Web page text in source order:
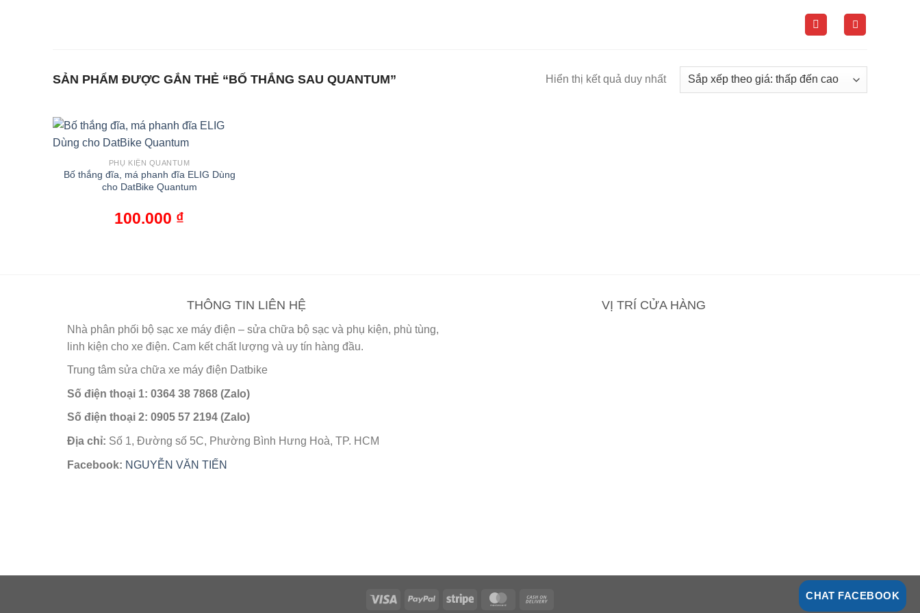
SẢN PHẨM ĐƯỢC GẮN THẺ “BỐ THẮNG SAU QUANTUM” Hiển thị kết quả duy nhất
PHỤ KIỆN QUANTUM
Bố thắng đĩa, má phanh đĩa ELIG Dùng
cho DatBike Quantum
100.000 ₫
THÔNG TIN LIÊN HỆ
Nhà phân phối bộ sạc xe máy điện – sửa chữa bộ sạc và phụ kiện, phù tùng,
linh kiện cho xe điện. Cam kết chất lượng và uy tín hàng đầu.
Trung tâm sửa chữa xe máy điện Datbike
Số điện thoại 1: 0364 38 7868 (Zalo)
Số điện thoại 2: 0905 57 2194 (Zalo)
Địa chỉ: Số 1, Đường số 5C, Phường Bình Hưng Hoà, TP. HCM
Facebook: NGUYỄN VĂN TIẾN
VỊ TRÍ CỬA HÀNG
CHAT FACEBOOK